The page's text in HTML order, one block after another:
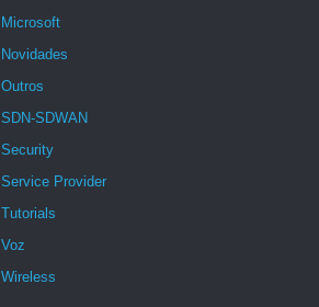
Microsoft
Novidades
Outros
SDN-SDWAN
Security
Service Provider
Tutorials
Voz
Wireless